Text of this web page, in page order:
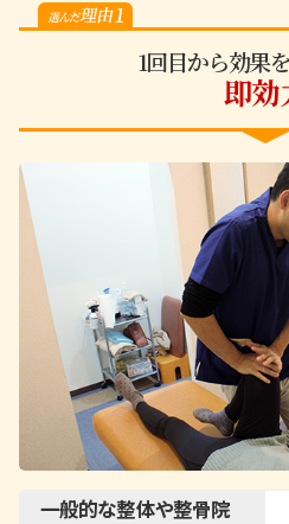
1回目から効果
即効
一般的な整体や整骨院